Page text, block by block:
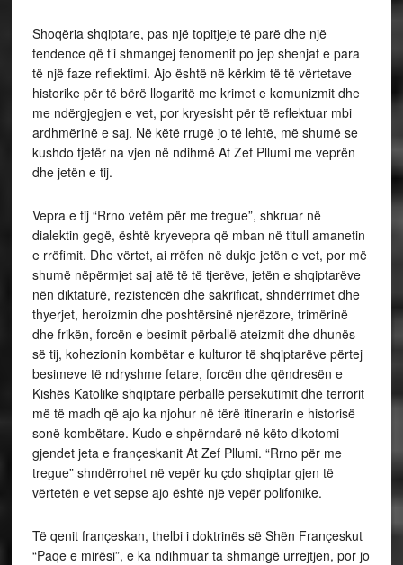
Shoqëria shqiptare, pas një topitjeje të parë dhe një
tendence që t’i shmangej fenomenit po jep shenjat e para
të një faze reflektimi. Ajo është në kërkim të të vërtetave
historike për të bërë llogaritë me krimet e komunizmit dhe
me ndërgjegjen e vet, por kryesisht për të reflektuar mbi
ardhmërinë e saj. Në këtë rrugë jo të lehtë, më shumë se
kushdo tjetër na vjen në ndihmë At Zef Pllumi me veprën
dhe jetën e tij.
Vepra e tij “Rrno vetëm për me tregue”, shkruar në
dialektin gegë, është kryevepra që mban në titull amanetin
e rrëfimit. Dhe vërtet, ai rrëfen në dukje jetën e vet, por më
shumë nëpërmjet saj atë të të tjerëve, jetën e shqiptarëve
nën diktaturë, rezistencën dhe sakrificat, shndërrimet dhe
thyerjet, heroizmin dhe poshtërsinë njerëzore, trimërinë
dhe frikën, forcën e besimit përballë ateizmit dhe dhunës
së tij, kohezionin kombëtar e kulturor të shqiptarëve përtej
besimeve të ndryshme fetare, forcën dhe qëndresën e
Kishës Katolike shqiptare përballë persekutimit dhe terrorit
më të madh që ajo ka njohur në tërë itinerarin e historisë
sonë kombëtare. Kudo e shpërndarë në këto dikotomi
gjendet jeta e françeskanit At Zef Pllumi. “Rrno për me
tregue” shndërrohet në vepër ku çdo shqiptar gjen të
vërtetën e vet sepse ajo është një vepër polifonike.
Të qenit françeskan, thelbi i doktrinës së Shën Françeskut
“Paqe e mirësi”, e ka ndihmuar ta shmangë urrejtjen, por jo